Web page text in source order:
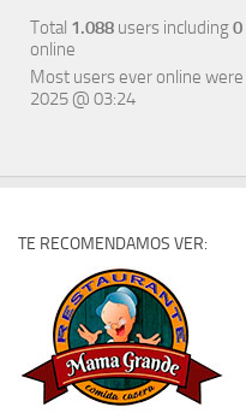
Total 1.088 users including0
online
Most users ever online were
2025 @ 03:24
TE RECOMENDAMOS VER: